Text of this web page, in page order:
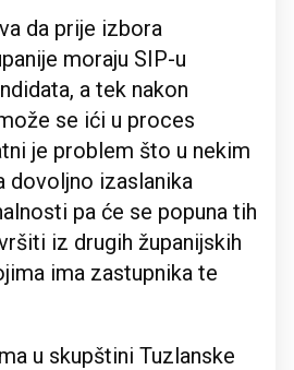
da prije izbora
moraju SIP-u
a tek nakon
se ići u proces
je problem što u nekim
dovoljno izaslanika
pa će se popuna tih
iz drugih županijskih
ima zastupnika te
u skupštini Tuzlanske